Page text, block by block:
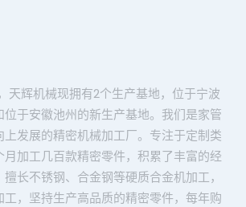
天辉机械现拥有2个生产基地，位于宁波
位于安徽池州的新生产基地。我们是家管
上发展的精密机械加工厂。专注于定制类
加工几百款精密零件，积累了丰富的经
长不锈钢、合金钢等硬质合金机加工，
工，坚持生产高品质的精密零件，每年购